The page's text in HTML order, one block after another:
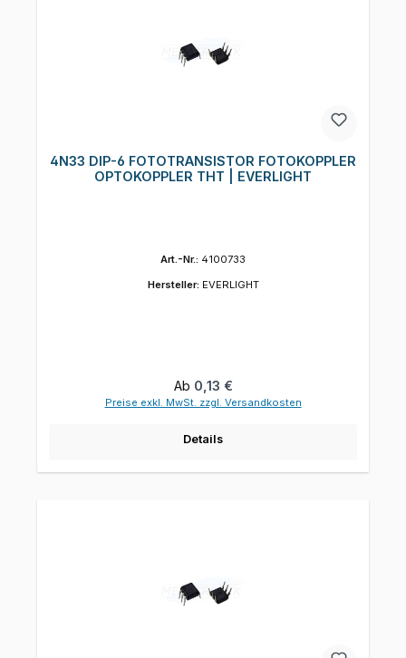
4N33 DIP-6 FOTOTRANSISTOR FOTOKOPPLER
OPTOKOPPLER THT | EVERLIGHT
Art.-Nr.: 4100733
Hersteller: EVERLIGHT
Regulärer Preis:
Ab 0,13 €
Preise exkl. MwSt. zzgl. Versandkosten
Details